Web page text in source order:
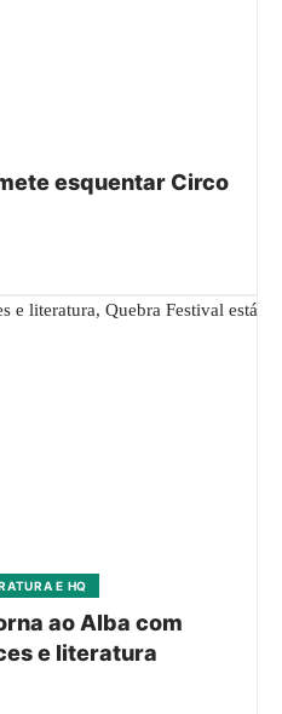
esquentar Circo
E HQ
ao Alba com
e literatura